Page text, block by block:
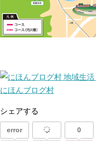
にほんブログ村
シェアする
error 0